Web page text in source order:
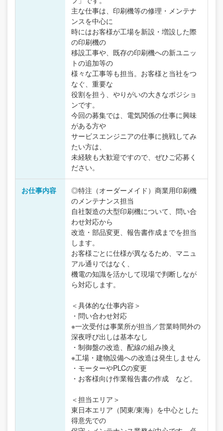
主な仕事は、印刷機等の修理・メンテナ
ンスを中心に
時にはお客様が工場を新設・増設した際
の印刷機の
移設工事や、既存の印刷機への新ユニッ
トの追加等の
様々な工事等も担当。お客様と当社をつ
なぐ、重要な
役割を担う、やりがいの大きなポジショ
ンです。
今回の募集では、電気関係の仕事に興味
がある方や
サービスエンジニアの仕事に挑戦してみ
たい方は、
未経験も大歓迎ですので、ぜひご応募く
ださい。
お仕事内容
◎特注（オーダーメイド）商業用印刷機
のメンテナンス担当
自社製造の大型印刷機について、問い合
わせ対応から
改造・部品変更、報告書作成までを担当
します。
お客様ごとに仕様が異なるため、マニュ
アル通りではなく、
機電の知識を活かして現場で判断しなが
ら対応します。
＜具体的な仕事内容＞
・問い合わせ対応
※一次受付は事業所が担当／営業時間外の
深夜呼び出しは基本なし
・制御盤の改造、配線の組み換え
※工場・建物設備への改造は発生しません
・モーターやPLCの変更
・お客様向け作業報告書の作成 など。
＜担当エリア＞
東日本エリア（関東/東海）を中心とした
得意先での